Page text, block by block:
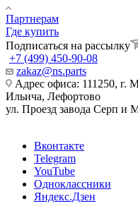
Партнерам
Где купить
Подписаться на рассылку
+7 (499) 450-90-08
zakaz@ns.parts
Адрес офиса: 111250, г.
Ильича, Лефортово
ул. Проезд завода Серп и
Вконтакте
Telegram
YouTube
Одноклассники
Яндекс.Дзен